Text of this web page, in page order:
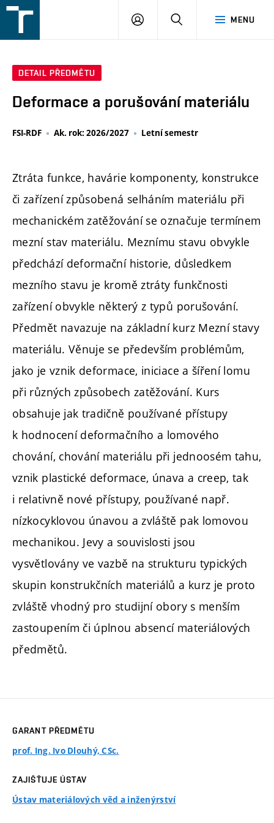
v
MENU
PŘIHLÁŠENÍ
DETAIL PŘEDMĚTU
Deformace a porušování materiálu
FSI-RDF Ak. rok: 2026/2027 Letní semestr
Ztráta funkce, havárie komponenty, konstrukce
či zařízení způsobená selháním materiálu při
mechanickém zatěžování se označuje termínem
mezní stav materiálu. Meznímu stavu obvykle
předchází deformační historie, důsledkem
mezního stavu je kromě ztráty funkčnosti
zařízení obvykle některý z typů porušování.
Předmět navazuje na základní kurz Mezní stavy
materiálu. Věnuje se především problémům,
jako je vznik deformace, iniciace a šíření lomu
při různých způsobech zatěžování. Kurs
obsahuje jak tradičně používané přístupy
k hodnocení deformačního a lomového
chování, chování materiálu při jednoosém tahu,
vznik plastické deformace, únava a creep, tak
i relativně nové přístupy, používané např.
nízkocyklovou únavou a zvláště pak lomovou
mechanikou. Jevy a souvislosti jsou
vysvětlovány ve vazbě na strukturu typických
skupin konstrukčních materiálů a kurz je proto
zvláště vhodný pro studijní obory s menším
zastoupením či úplnou absencí materiálových
předmětů.
GARANT PŘEDMĚTU
prof. Ing. Ivo Dlouhý, CSc.
ZAJIŠŤUJE ÚSTAV
Ústav materiálových věd a inženýrství